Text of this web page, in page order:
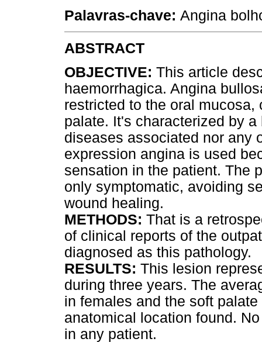
Palavras-chave: Angina
ABSTRACT
OBJECTIVE: This article
haemorrhagica. Angina
restricted to the oral
palate. It's characterized by
diseases associated nor any
expression angina is used
sensation in the patient. The
only symptomatic, avoiding
wound healing.
METHODS: That is a
of clinical reports of the
diagnosed as this pathology.
RESULTS: This lesion
during three years. The
in females and the soft
anatomical location found.
in any patient.